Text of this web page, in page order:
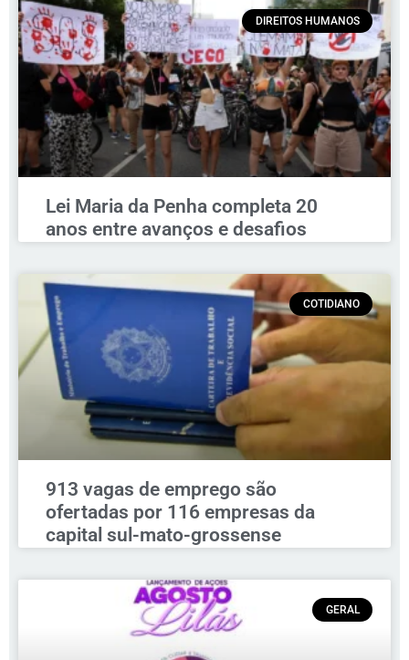
DIREITOS HUMANOS
Lei Maria da Penha completa 20
anos entre avanços e desafios
COTIDIANO
913 vagas de emprego são
ofertadas por 116 empresas da
capital sul-mato-grossense
GERAL